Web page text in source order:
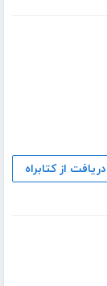
دریافت از کتابراه